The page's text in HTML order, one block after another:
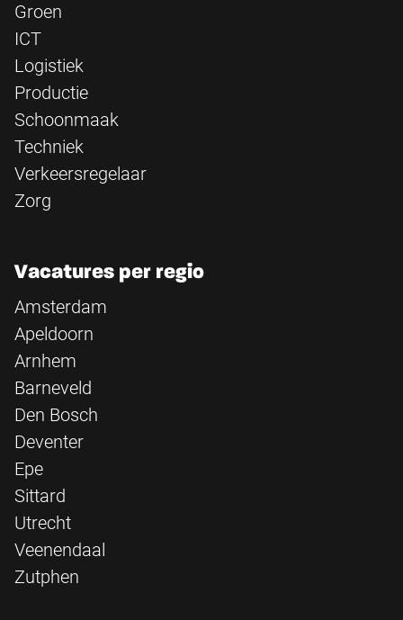
Groen
ICT
Logistiek
Productie
Schoonmaak
Techniek
Verkeersregelaar
Zorg
Vacatures per regio
Amsterdam
Apeldoorn
Arnhem
Barneveld
Den Bosch
Deventer
Epe
Sittard
Utrecht
Veenendaal
Zutphen